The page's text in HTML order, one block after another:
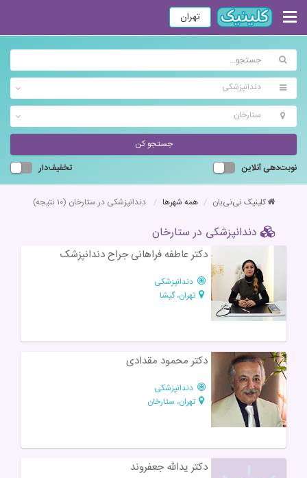
تهران
دندانپزشکی
ستارخان
جستجو کن
نوبت‌دهی آنلاین
تخفیف‌دار
کلینیک نی‌نی‌بان همه شهرها دندانپزشکی در ستارخان (۱۰ نتیجه)
دندانپزشکی در ستارخان
دكتر عاطفه فراهانی جراح دندانپزشک
دندانپزشکی
تهران، گیشا
دکتر محمود مقدادی
دندانپزشکی
تهران، ستارخان
دکتر یدالله جعفروند